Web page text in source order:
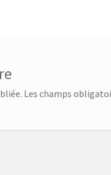
Les champs